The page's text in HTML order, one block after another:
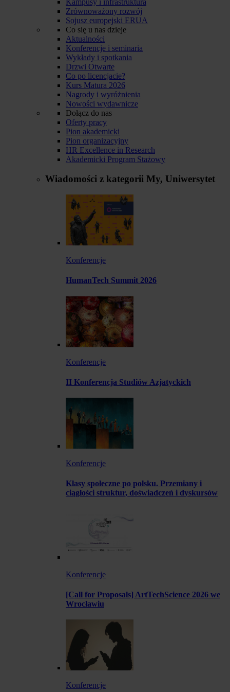
Zrównoważony rozwój
Sojusz europejski ERUA
Co się u nas dzieje
Aktualności
Konferencje i seminaria
Wykłady i spotkania
Drzwi Otwarte
Co po licencjacie?
Kurs Matura 2026
Nagrody i wyróżnienia
Nowości wydawnicze
Dołącz do nas
Oferty pracy
Pion akademicki
Pion organizacyjny
HR Excellence in Research
Akademicki Program Stażowy
Wiadomości z kategorii My, Uniwersytet
Konferencje
HumanTech Summit 2026
Konferencje
II Konferencja Studiów Azjatyckich
Konferencje
Klasy społeczne po polsku. Przemiany i
ciągłości struktur, doświadczeń i dyskursów
Konferencje
[Call for Proposals] ArtTechScience 2026 we
Wrocławiu
Konferencje